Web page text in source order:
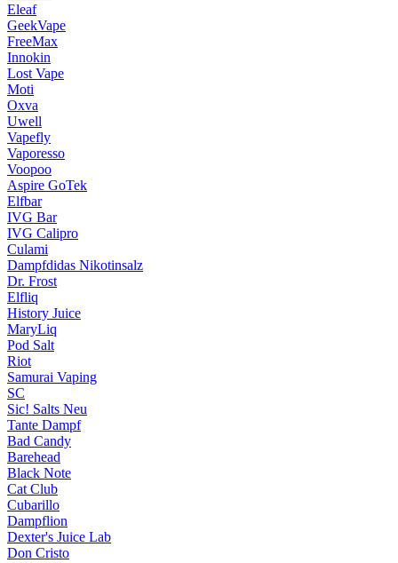
Eleaf
GeekVape
FreeMax
Innokin
Lost Vape
Moti
Oxva
Uwell
Vapefly
Vaporesso
Voopoo
Aspire GoTek
Elfbar
IVG Bar
IVG Calipro
Culami
Dampfdidas Nikotinsalz
Dr. Frost
Elfliq
History Juice
MaryLiq
Pod Salt
Riot
Samurai Vaping
SC
Sic! Salts Neu
Tante Dampf
Bad Candy
Barehead
Black Note
Cat Club
Cubarillo
Dampflion
Dexter's Juice Lab
Don Cristo